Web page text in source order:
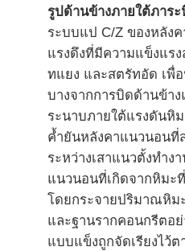
รูปด้านข้างภายใต้ภาระ
ระบบแป C/Z ของหลัง
แรงดึงที่มีความแข็งแร
ทแยง และสตรัทอัด เพื่
บางจากการบิดด้านข้า
ระนาบภายใต้แรงดันหิ
ค้ำยันหลังคาแนวนอน
ระหว่างเสาแนวตั้งทำง
แนวนอนที่เกิดจากหิมะ
โดยกระจายปริมาณหิม
และฐานรากคอนกรีตอ
แบบแข็งถูกจัดเรียงไว้